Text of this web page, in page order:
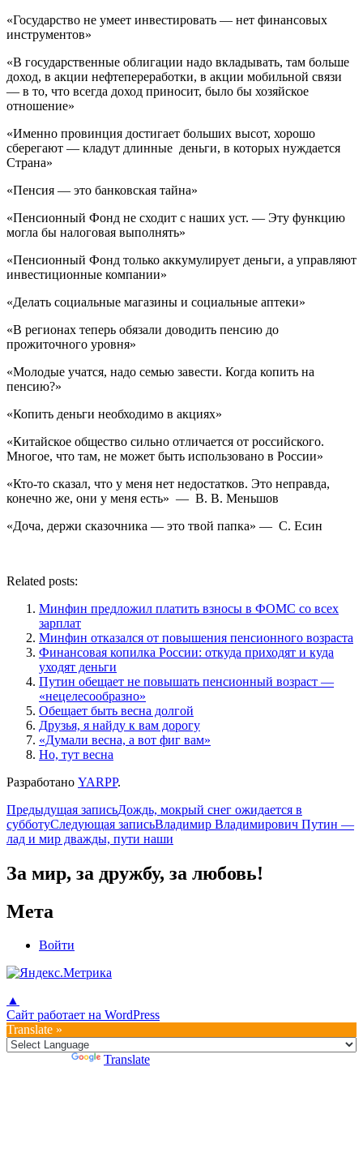
«Государство не умеет инвестировать — нет финансовых
инструментов»
«В государственные облигации надо вкладывать, там больше
доход, в акции нефтепереработки, в акции мобильной связи
— в то, что всегда доход приносит, было бы хозяйское
отношение»
«Именно провинция достигает больших высот, хорошо
сберегают — кладут длинные деньги, в которых нуждается
Страна»
«Пенсия — это банковская тайна»
«Пенсионный Фонд не сходит с наших уст. — Эту функцию
могла бы налоговая выполнять»
«Пенсионный Фонд только аккумулирует деньги, а управляют
инвестиционные компании»
«Делать социальные магазины и социальные аптеки»
«В регионах теперь обязали доводить пенсию до
прожиточного уровня»
«Молодые учатся, надо семью завести. Когда копить на
пенсию?»
«Копить деньги необходимо в акциях»
«Китайское общество сильно отличается от российского.
Многое, что там, не может быть использовано в России»
«Кто-то сказал, что у меня нет недостатков. Это неправда,
конечно же, они у меня есть» — В. В. Меньшов
«Доча, держи сказочника — это твой папка» — С. Есин
Related posts:
Минфин предложил платить взносы в ФОМС со всех
зарплат
Минфин отказался от повышения пенсионного возраста
Финансовая копилка России: откуда приходят и куда
уходят деньги
Путин обещает не повышать пенсионный возраст —
«нецелесообразно»
Обещает быть весна долгой
Друзья, я найду к вам дорогу
«Думали весна, а вот фиг вам»
Но, тут весна
Разработано YARPP.
Навигация
по
Предыдущая записьДождь, мокрый снег ожидается в
субботуСледующая записьВладимир Владимирович Путин —
лад и мир дважды, пути наши
За мир, за дружбу, за любовь!
Мета
Войти
▲
Сайт работает на WordPress
Translate »
Translate